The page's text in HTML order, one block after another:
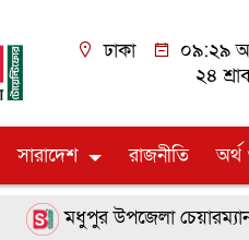
ঢাকা
০৯:২৯
২৪
সারাদেশ রাজনীতি অর্থ
মধুপুর উপজেলা চেয়ারম্যান পদে